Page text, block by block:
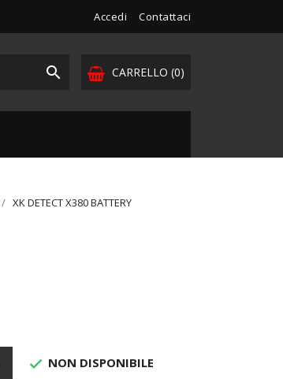
Accedi Contattaci
CARRELLO (0)

XK DETECT X380 BATTERY
 NON DISPONIBILE